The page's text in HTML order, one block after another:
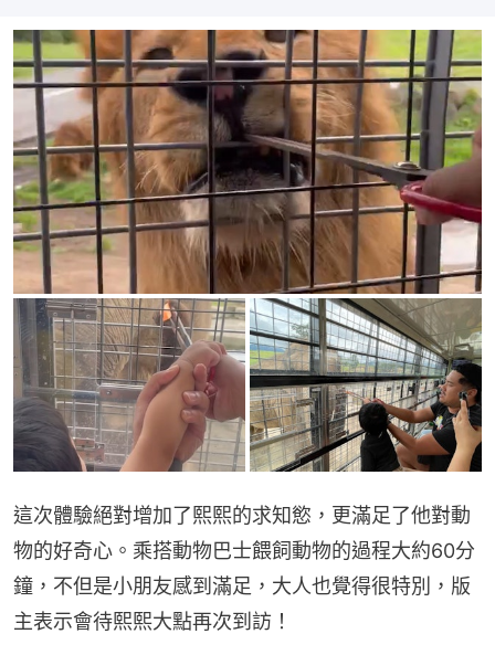
這次體驗絕對增加了熙熙的求知慾，更滿足了他對動
物的好奇心。乘搭動物巴士餵飼動物的過程大約60分
鐘，不但是小朋友感到滿足，大人也覺得很特別，版
主表示會待熙熙大點再次到訪！